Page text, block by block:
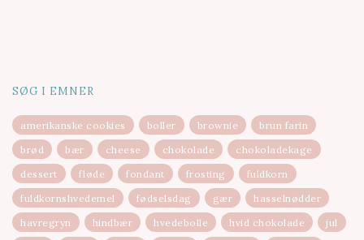
SØG I EMNER
amerikanske cookies boller brownie
brun farin
brød
bær cheese chokolade
chokoladekage
dessert
fløde fondant frosting
fuldkorn
fuldkornshvedemel
fødselsdag gær
hasselnødder
havregryn
hindbær hvedebolle hvid chokolade
jul